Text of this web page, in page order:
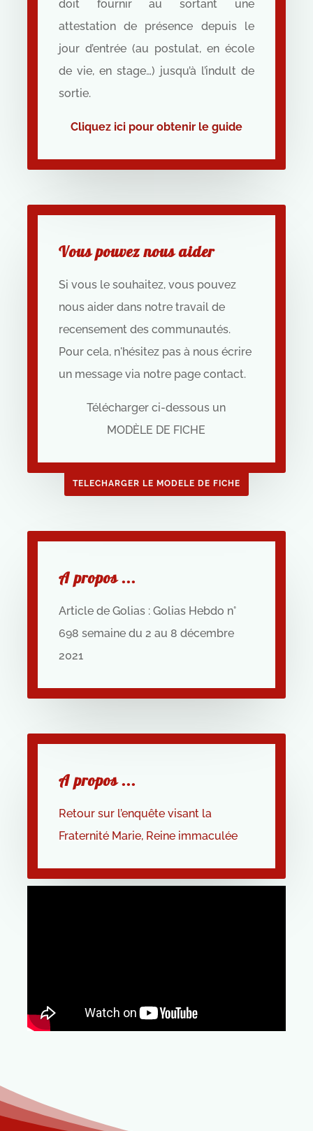
doit fournir au sortant une
attestation de présence depuis le
jour d’entrée (au postulat, en école
de vie, en stage…) jusqu’à l’indult de
sortie.
Cliquez ici pour obtenir le guide
Vous pouvez nous aider
Si vous le souhaitez, vous pouvez
nous aider dans notre travail de
recensement des communautés.
Pour cela, n'hésitez pas à nous écrire
un message via notre page contact.
Télécharger ci-dessous un
MODÈLE DE FICHE
TELECHARGER LE MODELE DE FICHE
A propos ...
Article de Golias : Golias Hebdo n°
698 semaine du 2 au 8 décembre
2021
A propos ...
Retour sur l’enquête visant la
Fraternité Marie, Reine immaculée